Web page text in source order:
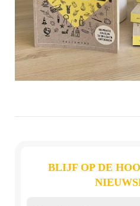
BLIJF OP DE